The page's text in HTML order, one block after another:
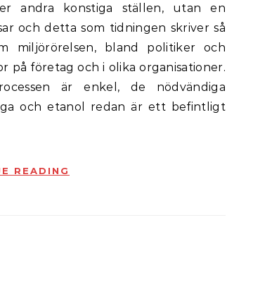
andra konstiga ställen, utan en
och detta som tidningen skriver så
miljörörelsen, bland politiker och
på företag och i olika organisationer.
är enkel, de nödvändiga
och etanol redan är ett befintligt
READING